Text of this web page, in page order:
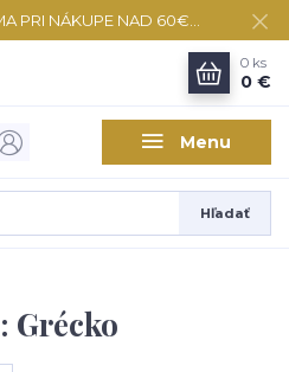
PRI NÁKUPE NAD 60€...
Menu
Hľadať
0 ks
0 €
Grécko